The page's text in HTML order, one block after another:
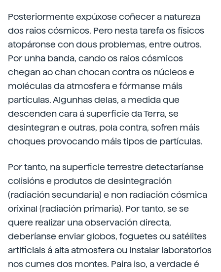
Posteriormente expúxose coñecer a natureza
dos raios cósmicos. Pero nesta tarefa os físicos
atopáronse con dous problemas, entre outros.
Por unha banda, cando os raios cósmicos
chegan ao chan chocan contra os núcleos e
moléculas da atmosfera e fórmanse máis
partículas. Algunhas delas, a medida que
descenden cara á superficie da Terra, se
desintegran e outras, pola contra, sofren máis
choques provocando máis tipos de partículas.
Por tanto, na superficie terrestre detectaríanse
colisións e produtos de desintegración
(radiación secundaria) e non radiación cósmica
orixinal (radiación primaria). Por tanto, se se
quere realizar una observación directa,
deberíanse enviar globos, foguetes ou satélites
artificiais á alta atmosfera ou instalar laboratorios
nos cumes dos montes. Paira iso, a verdade é